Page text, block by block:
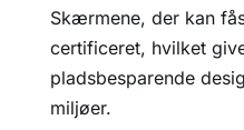
Skærmene, der kan
certificeret, hvilket
pladsbesparende
miljøer.